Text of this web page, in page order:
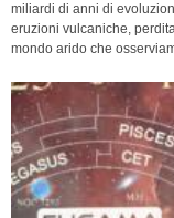
miliardi di anni di
eruzioni vulcaniche,
mondo arido che